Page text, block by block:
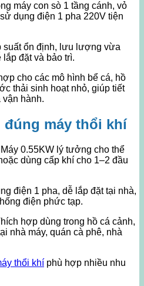
máy con sò 1 tầng cánh, vỏ
dụng điện 1 pha 220V tiện
suất ổn định, lưu lượng vừa
lắp đặt và bảo trì.
cho các mô hình bể cá, hồ
thải sinh hoạt nhỏ, giúp tiết
vận hành.
máy thổi khí
Máy 0.55KW lý tưởng cho thể
dùng cấp khí cho 1–2 đầu
điện 1 pha, dễ lắp đặt tại nhà,
điện phức tạp.
hợp dùng trong hồ cá cảnh,
nhà máy, quán cà phê, nhà
thổi khí phù hợp nhiều nhu